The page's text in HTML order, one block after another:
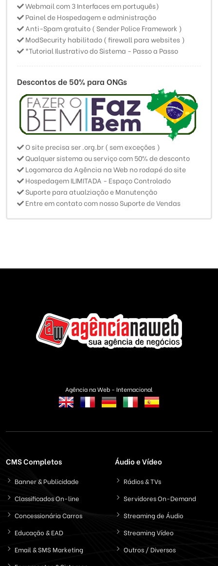
Webmail com 3 Interfaces em português)
Painel de Hospedagem e administração
Anti-Spam gratuito ( Sender Police Framework )
ModSecurity habilitado ( firewall para websites )
*Tutorial Ilustrativo do Sistema - Passo a Passo
Descontos de 50% para ONGs
O site precisa ser .org.br ( sem exceções )
Qualquer sistema ou serviço com 50% de desconto
Logomarca da Agência na Web no rodapé do site
Hospedagem ILIMITADA - Espaço Controlado
Suporte para atualziação e Manutenção
Entre em contato com nosso Suporte de Vendas
Agência na Web - Internacional
CMS Completos
Banner & Publicidade
Classificados On-line
Concessionária Carros
Educação & EAD
Email & SMS Marketing
Áudio e Vídeo
Rádios & TVs
Servidores On-Demand
Streaming de Áudio
Streaming Vídeo
Outros / Diversos